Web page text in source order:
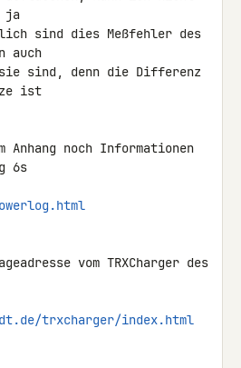
ja
sind dies Meßfehler des
auch
sind, denn die Differenz
ist
noch Informationen
6s
vom TRXCharger des
trxcharger/index.html